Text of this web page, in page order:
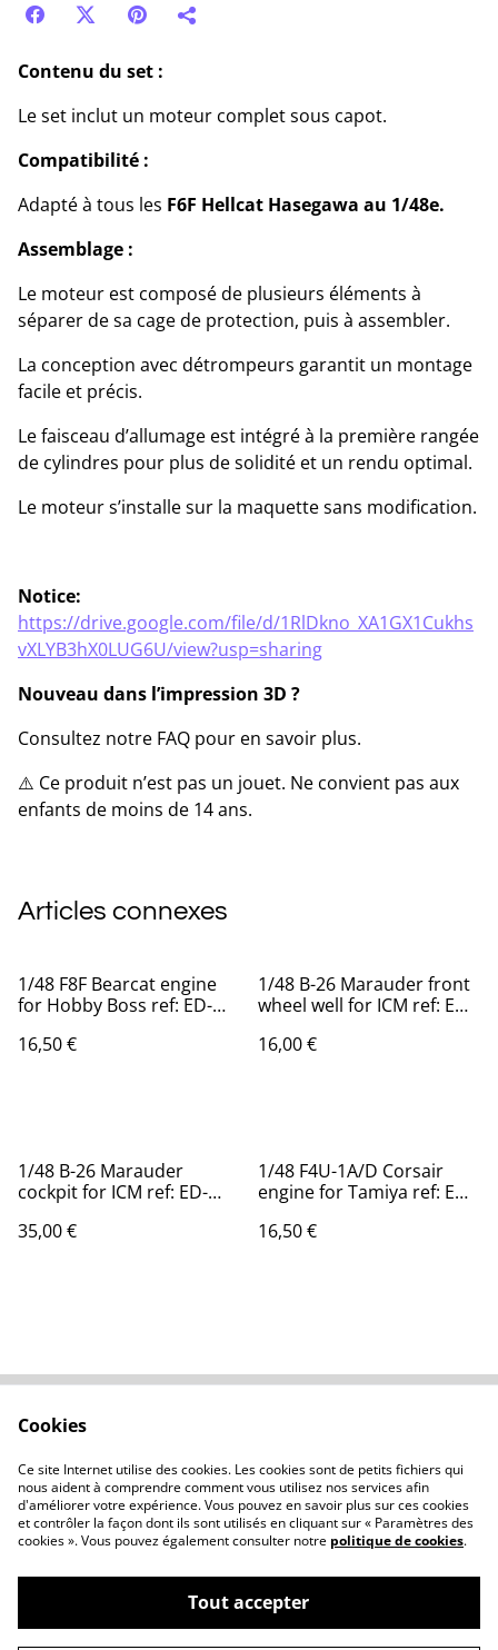
Contenu du set :
Le set inclut un moteur complet sous capot.
Compatibilité :
Adapté à tous les F6F Hellcat Hasegawa au 1/48e.
Assemblage :
Le moteur est composé de plusieurs éléments à
séparer de sa cage de protection, puis à assembler.
La conception avec détrompeurs garantit un montage
facile et précis.
Le faisceau d’allumage est intégré à la première rangée
de cylindres pour plus de solidité et un rendu optimal.
Le moteur s’installe sur la maquette sans modification.
Notice:
https://drive.google.com/file/d/1RlDkno_XA1GX1Cukhs
vXLYB3hX0LUG6U/view?usp=sharing
Nouveau dans l’impression 3D ?
Consultez notre FAQ pour en savoir plus.
⚠️ Ce produit n’est pas un jouet. Ne convient pas aux
enfants de moins de 14 ans.
Articles connexes
1/48 F8F Bearcat engine
for Hobby Boss ref: ED-
16,50 €
1/48 B-26 Marauder front
wheel well for ICM ref: ED-
16,00 €
1/48 B-26 Marauder
cockpit for ICM ref: ED-
35,00 €
1/48 F4U-1A/D Corsair
engine for Tamiya ref: ED-
16,50 €
Politique de
confidentialité
Politique de cookies
©2026Essential-details.com
Cookies
Ce site Internet utilise des cookies. Les cookies sont de petits fichiers qui
nous aident à comprendre comment vous utilisez nos services afin
d'améliorer votre expérience. Vous pouvez en savoir plus sur ces cookies
et contrôler la façon dont ils sont utilisés en cliquant sur « Paramètres des
cookies ». Vous pouvez également consulter notre politique de cookies.
Tout accepter